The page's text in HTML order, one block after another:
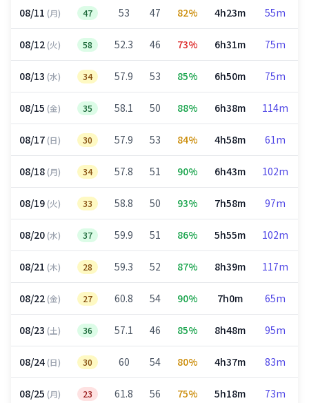
08/11 (月) 47 53 47 82% 4h23m 55m
08/12(火) 58 52.3 46 73% 6h31m 75m
08/13 (水) 34 57.9 53 85% 6h50m 75m
08/15 (金) 35 58.1 50 88% 6h38m 114m
08/17(日) 30 57.9 53 84% 4h58m 61m
08/18(月) 34 57.8 51 90% 6h43m 102m
08/19(火) 33 58.8 50 93% 7h58m 97m
08/20(水) 37 59.9 51 86% 5h55m 102m
08/21 (木) 28 59.3 52 87% 8h39m 117m
08/22(金) 27 60.8 54 90% 7h0m 65m
08/23 (土) 36 57.1 46 85% 8h48m 95m
08/24(日) 30 60 54 80% 4h37m 83m
08/25 (月) 23 61.8 56 75% 5h18m 73m